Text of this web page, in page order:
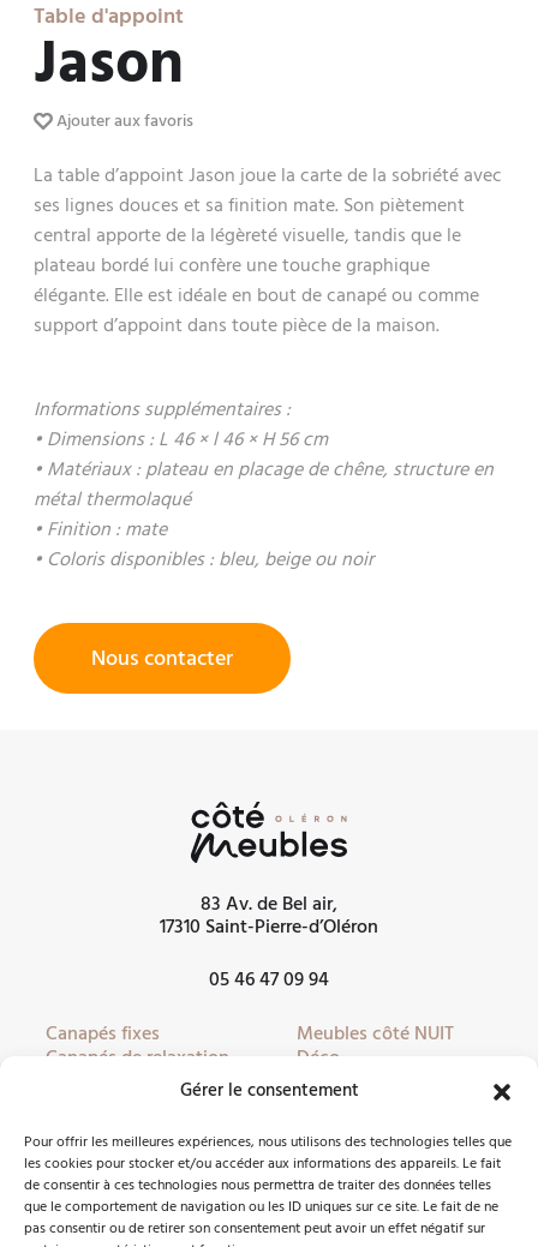
Gérer le consentement
Pour offrir les meilleures expériences, nous utilisons des technologies telles que
les cookies pour stocker et/ou accéder aux informations des appareils. Le fait
de consentir à ces technologies nous permettra de traiter des données telles
que le comportement de navigation ou les ID uniques sur ce site. Le fait de ne
pas consentir ou de retirer son consentement peut avoir un effet négatif sur
Table d'appoint
Jason
Ajouter aux favoris
La table d’appoint Jason joue la carte de la sobriété avec
ses lignes douces et sa finition mate. Son piètement
central apporte de la légèreté visuelle, tandis que le
plateau bordé lui confère une touche graphique
élégante. Elle est idéale en bout de canapé ou comme
support d’appoint dans toute pièce de la maison.
Informations supplémentaires :
• Dimensions : L 46 × l 46 × H 56 cm
• Matériaux : plateau en placage de chêne, structure en
métal thermolaqué
• Finition : mate
• Coloris disponibles : bleu, beige ou noir
Nous contacter
83 Av. de Bel air,
17310 Saint-Pierre-d’Oléron
05 46 47 09 94
Canapés fixes
Canapés de relaxation
Canapés convertibles
Meubles côté JOUR
Meubles côté NUIT
Déco
Literie
Partenaires